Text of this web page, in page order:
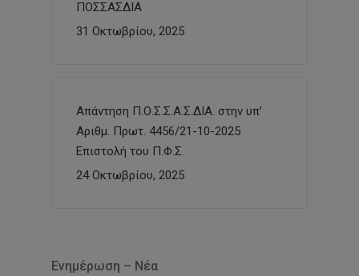
ΠΟΣΣΑΣΔΙΑ
31 Οκτωβρίου, 2025
Απάντηση Π.Ο.Σ.Σ.Α.Σ.ΔΙΑ. στην υπ’
Αριθμ. Πρωτ. 4456/21-10-2025
Επιστολή του Π.Φ.Σ.
24 Οκτωβρίου, 2025
Ενημέρωση – Νέα